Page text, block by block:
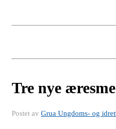
Tre nye
Postet av Grua Ungdoms- og